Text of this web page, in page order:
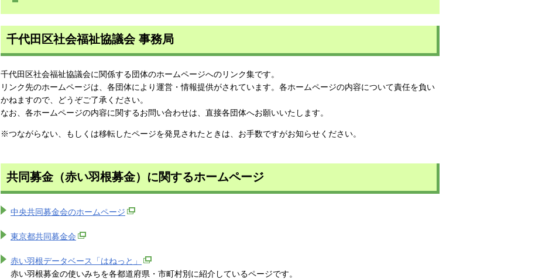
千代田区社会福祉協議会 事務局
千代田区社会福祉協議会に関係する団体のホームページへのリンク集です。
リンク先のホームページは、各団体により運営・情報提供がされています。各ホームページの内容について責任を負い
かねますので、どうぞご了承ください。
なお、各ホームページの内容に関するお問い合わせは、直接各団体へお願いいたします。
※つながらない、もしくは移転したページを発見されたときは、お手数ですがお知らせください。
共同募金（赤い羽根募金）に関するホームページ
中央共同募金会のホームページ
東京都共同募金会
赤い羽根データベース「はねっと」
赤い羽根募金の使いみちを各都道府県・市町村別に紹介しているページです。